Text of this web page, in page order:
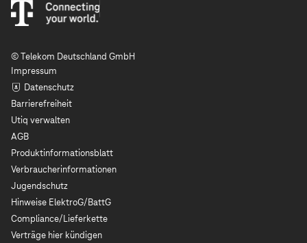
© Telekom Deutschland GmbH
Impressum
Datenschutz
Barrierefreiheit
Utiq verwalten
AGB
Produktinformationsblatt
Verbraucherinformationen
Jugendschutz
Hinweise ElektroG/BattG
Compliance/Lieferkette
Verträge hier kündigen